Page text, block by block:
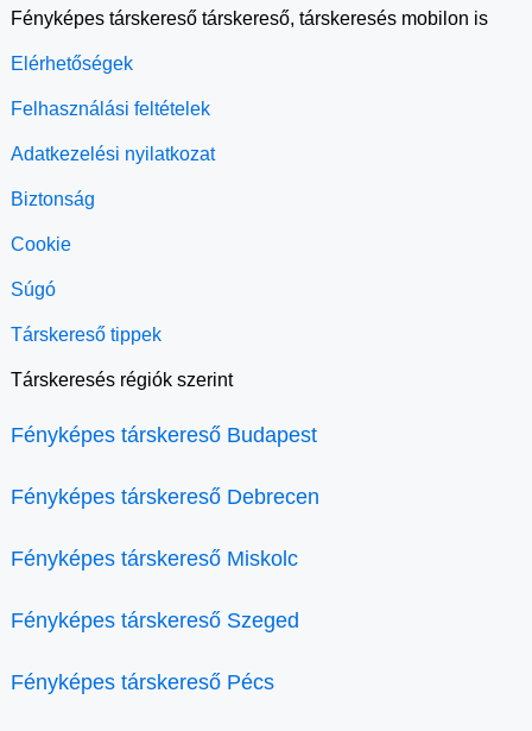
Fényképes társkereső társkereső, társkeresés mobilon is
Elérhetőségek
Felhasználási feltételek
Adatkezelési nyilatkozat
Biztonság
Cookie
Súgó
Társkereső tippek
Társkeresés régiók szerint
Fényképes társkereső Budapest
Fényképes társkereső Debrecen
Fényképes társkereső Miskolc
Fényképes társkereső Szeged
Fényképes társkereső Pécs